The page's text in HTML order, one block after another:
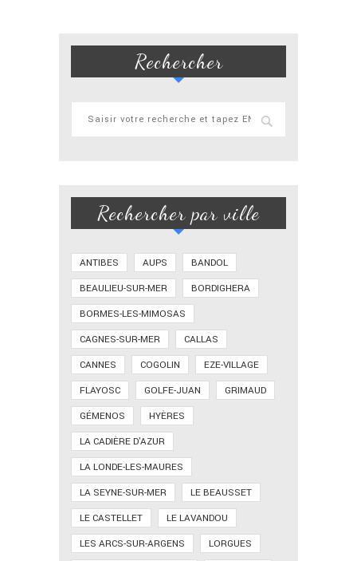
Rechercher
Rechercher par ville
ANTIBES AUPS
BANDOL
BEAULIEU-SUR-MER
BORDIGHERA
BORMES-LES-MIMOSAS
CAGNES-SUR-MER
CALLAS
CANNES
COGOLIN
EZE-VILLAGE
FLAYOSC
GOLFE-JUAN
GRIMAUD
GÉMENOS
HYÈRES
LA CADIÈRE D'AZUR
LA LONDE-LES-MAURES
LA SEYNE-SUR-MER
LE BEAUSSET
LE CASTELLET
LE LAVANDOU
LES ARCS-SUR-ARGENS
LORGUES